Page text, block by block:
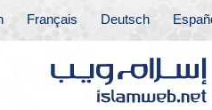
Deutsch
Français